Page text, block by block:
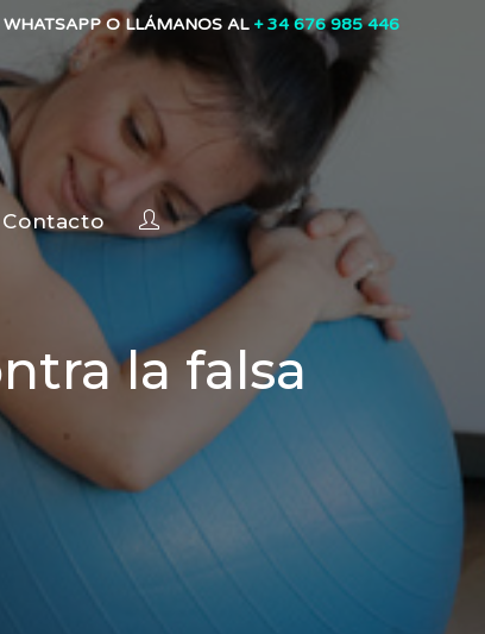
WHATSAPP O LLÁMANOS AL + 34 676 985 446
Contacto
la falsa